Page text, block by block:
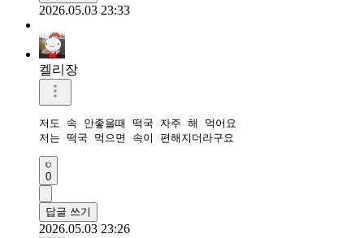
2026.05.03 23:33
켈리장
저도 속 안좋을때 떡국 자주 해 먹어요
저는 떡국 먹으면 속이 편해지더라구요
0
답글 쓰기
2026.05.03 23:26